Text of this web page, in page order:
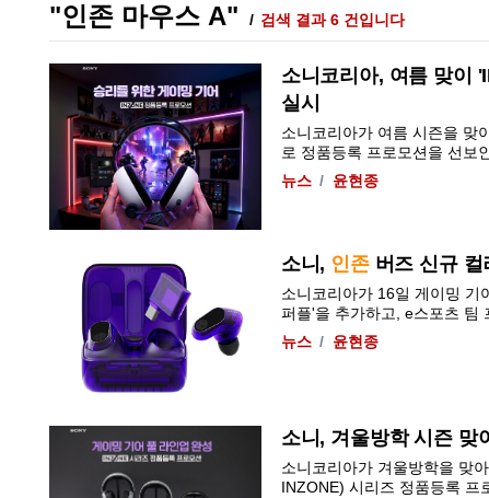
"인존 마우스 A" 검색 결과 6 건입니다
소니코리아, 여름 맞이
실시
소니코리아가 여름 시즌을 맞
로 정품등록 프로모션을 선보
뉴스
윤현종
소니, 인존버즈 신규 컬
소니코리아가 16일 게이밍 기
퍼플'을 추가하고, e스포츠 팀
뉴스
윤현종
소니, 겨울방학 시즌 맞
소니코리아가 겨울방학을 맞
INZONE) 시리즈 정품등록 프